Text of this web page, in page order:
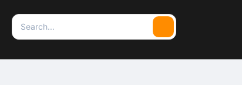
Search
for: